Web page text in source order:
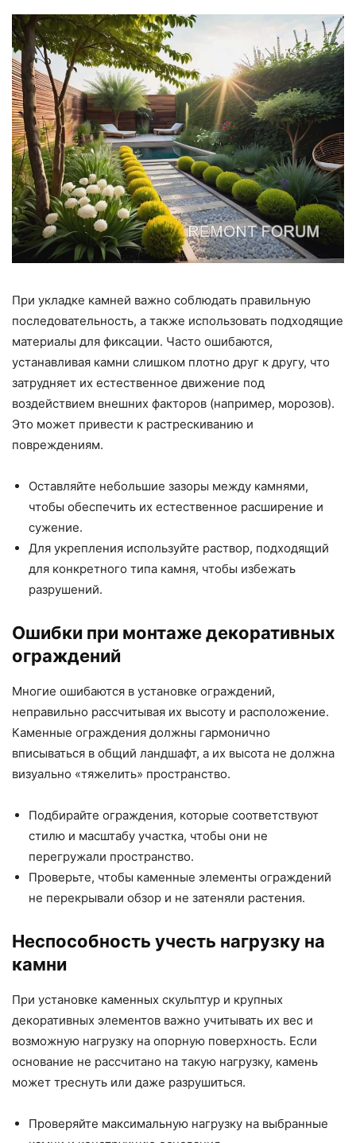
При укладке камней важно соблюдать правильную
последовательность, а также использовать подходящие
материалы для фиксации. Часто ошибаются,
устанавливая камни слишком плотно друг к другу, что
затрудняет их естественное движение под
воздействием внешних факторов (например, морозов).
Это может привести к растрескиванию и
повреждениям.
Оставляйте небольшие зазоры между камнями,
чтобы обеспечить их естественное расширение и
сужение.
Для укрепления используйте раствор, подходящий
для конкретного типа камня, чтобы избежать
разрушений.
Ошибки при монтаже декоративных
ограждений
Многие ошибаются в установке ограждений,
неправильно рассчитывая их высоту и расположение.
Каменные ограждения должны гармонично
вписываться в общий ландшафт, а их высота не должна
визуально «тяжелить» пространство.
Подбирайте ограждения, которые соответствуют
стилю и масштабу участка, чтобы они не
перегружали пространство.
Проверьте, чтобы каменные элементы ограждений
не перекрывали обзор и не затеняли растения.
Неспособность учесть нагрузку на
камни
При установке каменных скульптур и крупных
декоративных элементов важно учитывать их вес и
возможную нагрузку на опорную поверхность. Если
основание не рассчитано на такую нагрузку, камень
может треснуть или даже разрушиться.
Проверяйте максимальную нагрузку на выбранные